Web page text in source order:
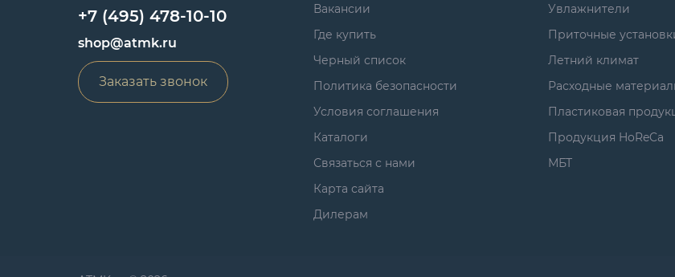
+7 (495) 478-10-10
shop@atmk.ru
Заказать звонок
Вакансии
Где купить
Черный список
Политика безопасности
Условия соглашения
Каталоги
Связаться с нами
Карта сайта
Дилерам
Увлажнители
Приточные
Летний климат
Расходные
Пластиковая
Продукция HoReCa
МБТ